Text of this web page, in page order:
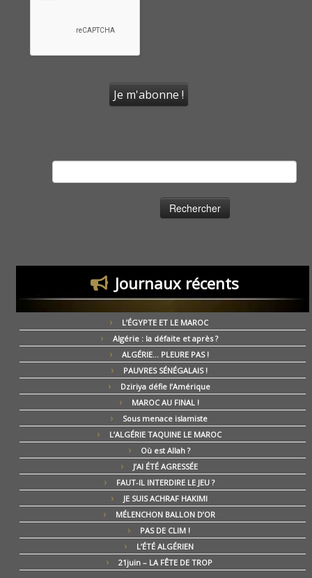
Journaux récents
L’ÉGYPTE ET LE MAROC
Algérie : la défaite et après ?
ALGÉRIE… PLEURE PAS !
PAUVRES SÉNÉGALAIS !
Dziriya défie l’Amérique
MAROC AU FINAL !
Sous menace islamiste
L’ALGÉRIE TAQUINE LE MAROC
Où est Allah ?
J’AI ÉTÉ AGRESSÉE
FAUT-IL INTERDIRE LE JEU ?
JE SUIS ACHRAF HAKIMI
MÉLENCHON BALLON D’OR
PAS DE CLIM !
L’ÉTÉ ALGÉRIEN
21juin – LA FÊTE DE TROP